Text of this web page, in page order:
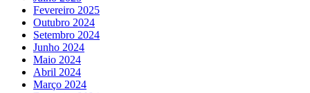
Fevereiro 2025
Outubro 2024
Setembro 2024
Junho 2024
Maio 2024
Abril 2024
Março 2024